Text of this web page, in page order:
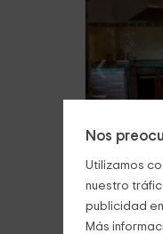
Nos
Utilizamos
nuestro
publicidad
Más
‹